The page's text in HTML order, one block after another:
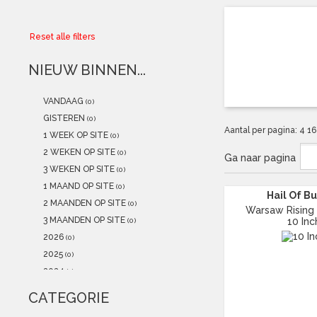
Kadobonnen
POSTERS(NEW)
Alle artikelen
Reset alle filters
NIEUW BINNEN...
VANDAAG (0)
GISTEREN (0)
1 WEEK OP SITE (0)
2 WEKEN OP SITE (0)
3 WEKEN OP SITE (0)
1 MAAND OP SITE (0)
2 MAANDEN OP SITE (0)
3 MAANDEN OP SITE (0)
2026 (0)
2025 (0)
2024 (1)
2022 (0)
CATEGORIE
Aantal per pagina: 4 16
Ga naar pagina
Hail Of
Warsaw Rising
10